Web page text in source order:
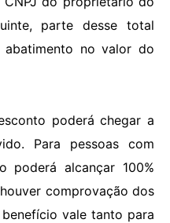
parte desse total
no valor do
poderá chegar a
Para pessoas com
poderá alcançar 100%
comprovação dos
vale tanto para